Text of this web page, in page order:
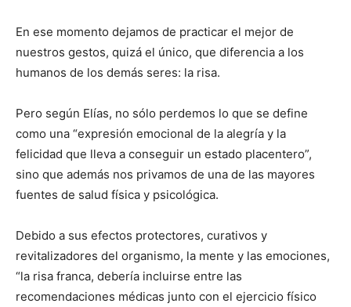
En ese momento dejamos de practicar el mejor de
nuestros gestos, quizá el único, que diferencia a los
humanos de los demás seres: la risa.
Pero según Elías, no sólo perdemos lo que se define
como una “expresión emocional de la alegría y la
felicidad que lleva a conseguir un estado placentero”,
sino que además nos privamos de una de las mayores
fuentes de salud física y psicológica.
Debido a sus efectos protectores, curativos y
revitalizadores del organismo, la mente y las emociones,
“la risa franca, debería incluirse entre las
recomendaciones médicas junto con el ejercicio físico